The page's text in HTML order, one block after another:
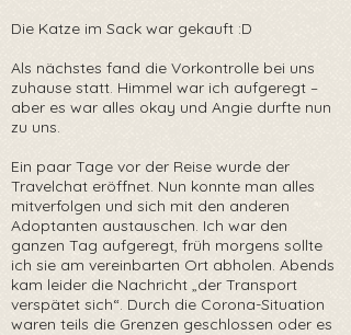
Die Katze im Sack war gekauft :D
Als nächstes fand die Vorkontrolle bei uns
zuhause statt. Himmel war ich aufgeregt –
aber es war alles okay und Angie durfte nun
zu uns.
Ein paar Tage vor der Reise wurde der
Travelchat eröffnet. Nun konnte man alles
mitverfolgen und sich mit den anderen
Adoptanten austauschen. Ich war den
ganzen Tag aufgeregt, früh morgens sollte
ich sie am vereinbarten Ort abholen. Abends
kam leider die Nachricht „der Transport
verspätet sich“. Durch die Corona-Situation
waren teils die Grenzen geschlossen oder es